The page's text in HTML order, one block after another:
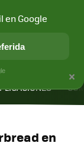
en
×
en Google